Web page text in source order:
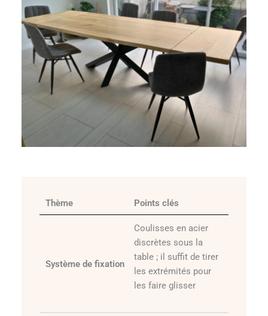
Thème Points clés
Système de fixation
Coulisses en acier
discrètes sous la
table ; il suffit de tirer
les extrémités pour
les faire glisser